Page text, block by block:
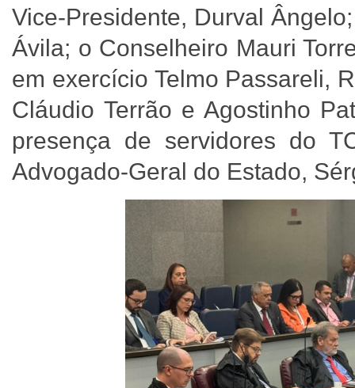
Vice-Presidente, Durval
Ávila; o Conselheiro Mauri
em exercício Telmo Passareli,
Cláudio Terrão e Agostinho
presença de servidores do
Advogado-Geral do Estado,